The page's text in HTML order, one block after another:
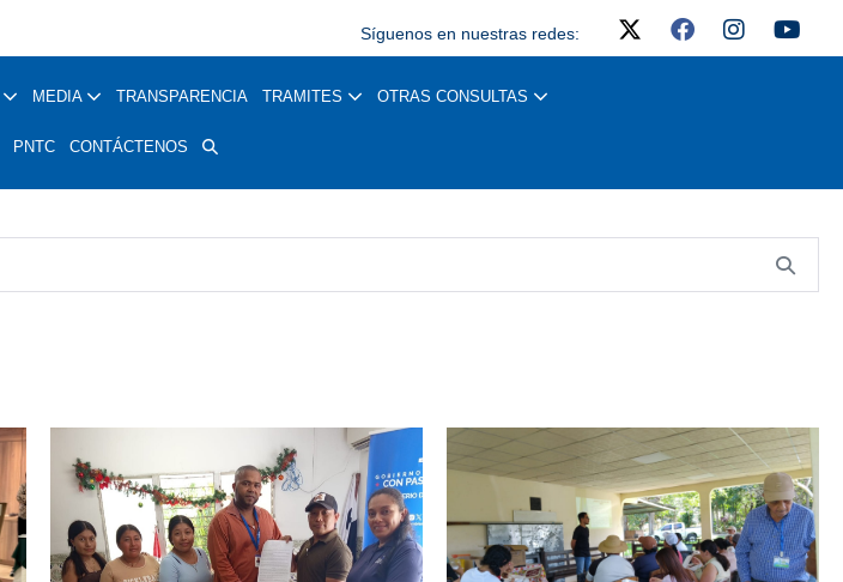
Síguenos en nuestras redes:
MEDIA TRANSPARENCIA TRAMITES OTRAS CONSULTAS
PNTC CONTÁCTENOS